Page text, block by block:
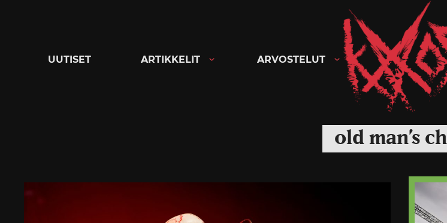
Kaaoszine
UUTISET ARTIKKELIT ARVOSTELUT
old man’s